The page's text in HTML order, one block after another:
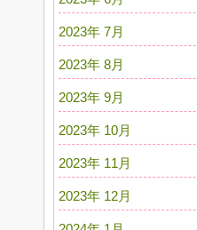
2023年 7月
2023年 8月
2023年 9月
2023年 10月
2023年 11月
2023年 12月